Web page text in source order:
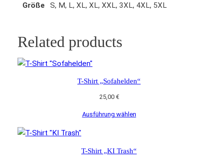
Größe S, M, L, XL, XL, XXL, 3XL, 4XL, 5XL
Related products
T-Shirt „Sofahelden“
25,00 €
Ausführung wählen
T-Shirt „KI Trash“